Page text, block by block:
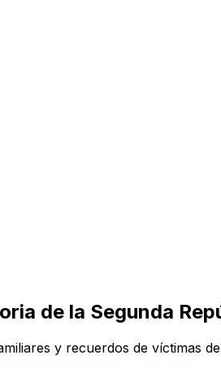
de la Segunda
y recuerdos de víctimas